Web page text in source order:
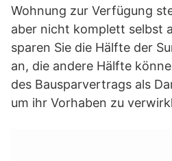
Wohnung zur Verfügung
aber nicht komplett selbst
sparen Sie die Hälfte der
an, die andere Hälfte
des Bausparvertrags als
um ihr Vorhaben zu